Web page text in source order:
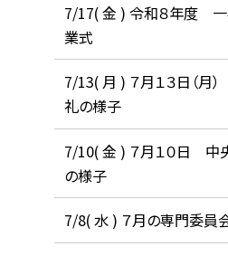
7/17( 金 ) 令和８年度
業式
7/13( 月 ) ７月１３日（月
礼の様子
7/10( 金 ) ７月１０日 中
の様子
7/8( 水 ) ７月の専門委員